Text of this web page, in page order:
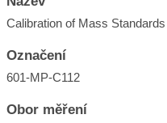
Calibration of Mass
Označení
601-MP-C112
Obor měření